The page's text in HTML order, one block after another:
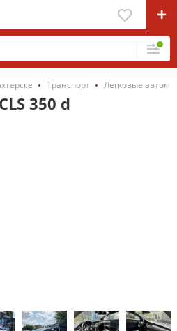
Транспорт Легковые
350 d